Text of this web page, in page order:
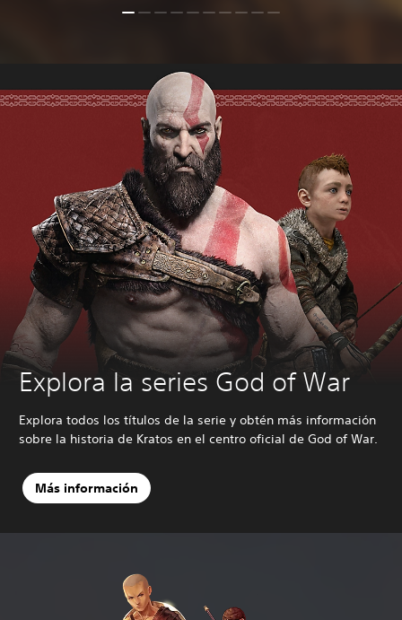
Explora la series God of War
Explora todos los títulos de la serie y obtén más información
sobre la historia de Kratos en el centro oficial de God of War.
Más información